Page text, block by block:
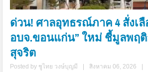
ด่วน! ศาลอุทธรณ์ภาค 4 สั่งเลื
อบจ.ขอนแก่น” ใหม่ ชี้มูลพฤ
สุจริต
Posted by ชูไทย วงษ์บุญมี สิงหาคม 06, 2026